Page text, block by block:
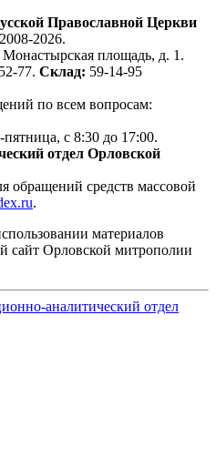
Православной Церкви
2026.
площадь, д. 1.
77. Склад: 59-14-95
по всем вопросам:
с 8:30 до 17:00.
отдел Орловской
обращений средств массовой
.
материалов
сайт Орловской митрополии
аналитический отдел